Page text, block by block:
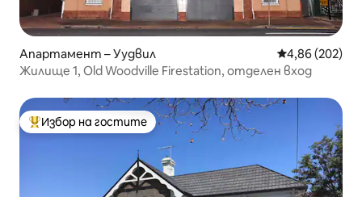
Апартамент – Уудвил Средна
4,86 (202)
Жилище 1, Old Woodville Firestation, отделен вход
Най-популярен избор на гостите
Избор на гостите